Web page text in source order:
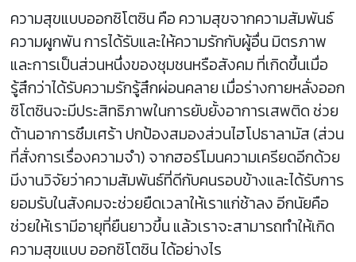
ความสุขแบบออกซิโตซิน คือ ความสุขจากความสัมพันธ์
ความผูกพัน การได้รับและให้ความรักกับผู้อื่น มิตรภาพ
และการเป็นส่วนหนึ่งของชุมชนหรือสังคม ที่เกิดขึ้นเมื่อ
รู้สึกว่าได้รับความรักรู้สึกผ่อนคลาย เมื่อร่างกายหลั่งออก
ซิโตซินจะมีประสิทธิภาพในการยับยั้งอาการเสพติด ช่วย
ต้านอาการซึมเศร้า ปกป้องสมองส่วนไฮโปธาลามัส (ส่วน
ที่สั่งการเรื่องความจำ) จากฮอร์โมนความเครียดอีกด้วย
มีงานวิจัยว่าความสัมพันธ์ที่ดีกับคนรอบข้างและได้รับการ
ยอมรับในสังคมจะช่วยยืดเวลาให้เราแก่ช้าลง อีกนัยคือ
ช่วยให้เรามีอายุที่ยืนยาวขึ้น แล้วเราจะสามารถทำให้เกิด
ความสุขแบบ ออกซิโตซิน ได้อย่างไร